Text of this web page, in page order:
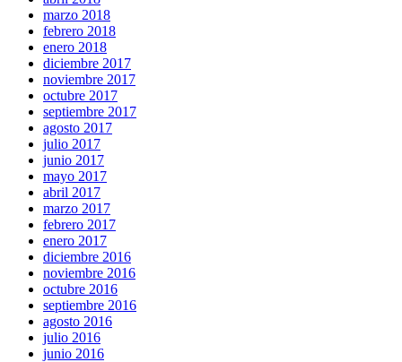
marzo 2018
febrero 2018
enero 2018
diciembre 2017
noviembre 2017
octubre 2017
septiembre 2017
agosto 2017
julio 2017
junio 2017
mayo 2017
abril 2017
marzo 2017
febrero 2017
enero 2017
diciembre 2016
noviembre 2016
octubre 2016
septiembre 2016
agosto 2016
julio 2016
junio 2016